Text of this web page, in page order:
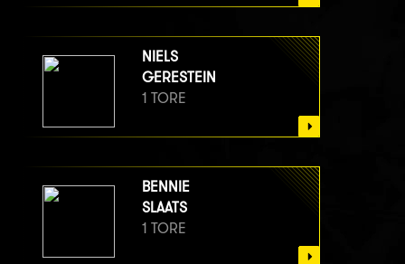
NIELS
GERESTEIN
1 TORE
BENNIE
SLAATS
1 TORE